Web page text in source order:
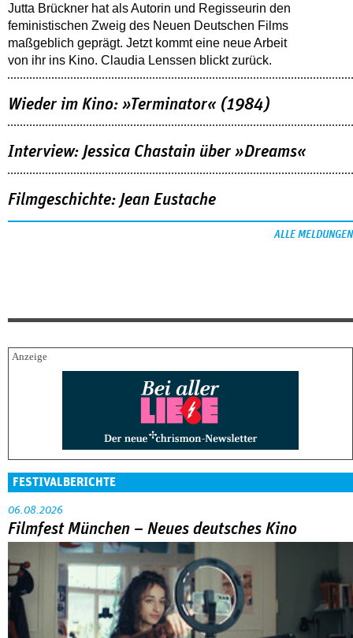
Jutta Brückner hat als Autorin und Regisseurin den
feministischen Zweig des Neuen Deutschen Films
maßgeblich geprägt. Jetzt kommt eine neue Arbeit
von ihr ins Kino. Claudia Lenssen blickt zurück.
Wieder im Kino: »Terminator« (1984)
Interview: Jessica Chastain über »Dreams«
Filmgeschichte: Jean Eustache
ALLE MELDUNGEN
FESTIVALBERICHTE
06.08.2026
Filmfest München – Neues deutsches Kino